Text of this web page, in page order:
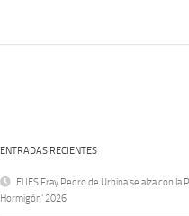
ENTRADAS RECIENTES
El IES Fray Pedro de Urbina se alza con
Hormigón’ 2026